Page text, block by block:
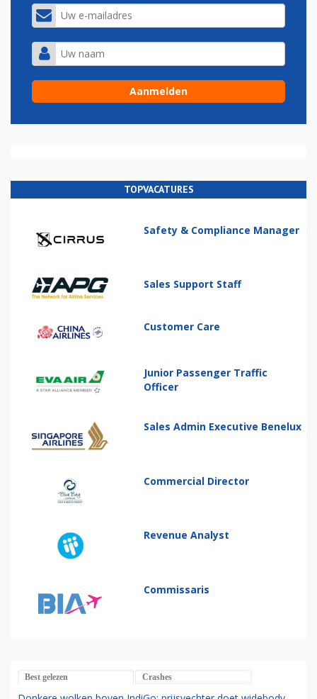
TOPVACATURES
Safety & Compliance Manager
Sales Support Staff
Customer Care
Junior Passenger Traffic
Officer
Sales Admin Executive Benelux
Commercial Director
Revenue Analyst
Commissaris
Best gelezen Crashes